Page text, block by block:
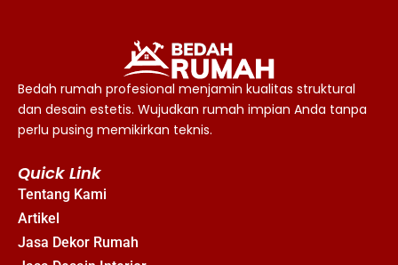
Bedah rumah profesional menjamin kualitas struktural
dan desain estetis. Wujudkan rumah impian Anda tanpa
perlu pusing memikirkan teknis.
Quick Link
Tentang Kami
Artikel
Jasa Dekor Rumah